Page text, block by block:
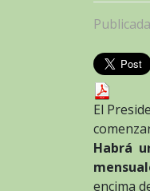
El
Habrá
encima